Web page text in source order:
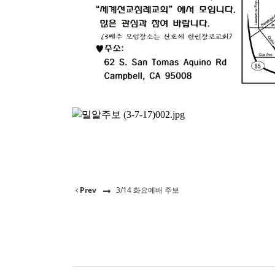
Prev 3/14 화요예배 주보